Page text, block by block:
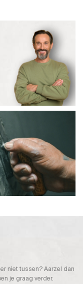
niet tussen? Aarzel dan
je graag verder.